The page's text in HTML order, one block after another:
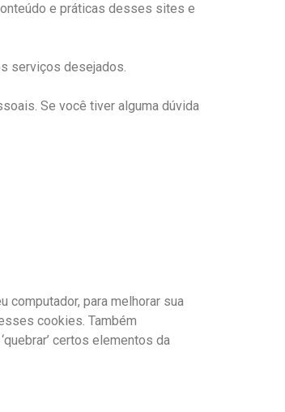
e práticas desses sites e
serviços desejados.
Se você tiver alguma dúvida
para melhorar sua
cookies. Também
certos elementos da